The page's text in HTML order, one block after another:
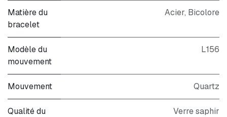
Matière du
bracelet
Acier, Bicolore
Modèle du
mouvement
L156
Mouvement Quartz
Qualité du
Verre saphir